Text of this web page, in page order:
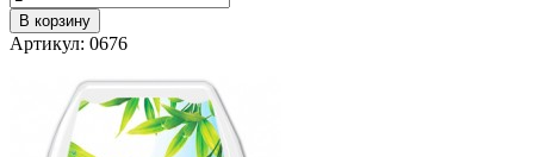
В корзину
Артикул: 0676